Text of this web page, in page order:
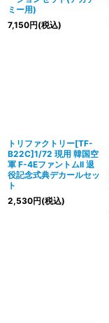
ミー用)
7,150円(税込)
トリファクトリー[TF-
B22C]1/72 現用 韓国空
軍 F-4EファントムII 退
役記念式典デカールセッ
ト
2,530円(税込)